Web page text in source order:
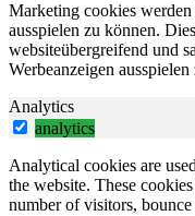
Marketing cookies werden
ausspielen zu können.
websiteübergreifend und
Werbeanzeigen
Analytics
analytics
Analytical cookies are
the website. These
number of visitors,